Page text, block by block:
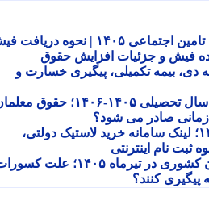
فیش حقوقی بازنشستگان تامین اجتماعی ۱۴۰۵ | نحوه دریافت فیش
و جزئیات افزایش حقوق
بیمه دی، بیمه تکمیلی، پیگیری خسارت و
حکم حقوقی نومعلمان در سال تحصیلی ۱۴۰۵-۱۴۰۶؛ حقوق معلمان
صادر می شود؟
نام لاستیک دولتی ۱۴۰۵؛ لینک سامانه خرید لاستیک دولتی،
نام اینترنتی
کسر از حقوق بازنشستگان کشوری در تیرماه ۱۴۰۵؛ علت کسورات
کنند؟